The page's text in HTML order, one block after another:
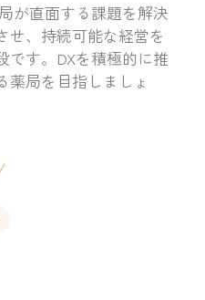
が直面する課題を解決
せ、持続可能な経営を
です。DXを積極的に推
薬局を目指しましょ